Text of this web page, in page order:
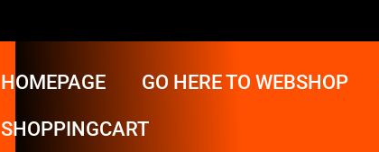
HOMEPAGE GO HERE TO WEBSHOP
SHOPPINGCART